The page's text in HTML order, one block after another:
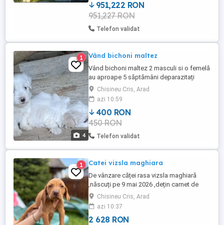
pe regim de înălțime ...
951,222 RON
951,227 RON
Telefon validat
4
1 Vând bichoni maltez
Vând bichoni maltez 2 masculi si o femelă
au aproape 5 săptămâni deparazitați
Chisineu Cris, Arad
azi 10:59
400 RON
450 RON
Telefon validat
1 Catei vizsla maghiara
De vânzare căței rasa vizsla maghiară
,născuți pe 9 mai 2026 ,dețin carnet de
sănătate ,cu 3 deparazitări și 3 vaccinuri
.Tatal cățeilor are pedigree ,mama este de
rasă ,fără pedigree.Pret 500 buc
Chisineu Cris, Arad
azi 10:37
2 628 RON